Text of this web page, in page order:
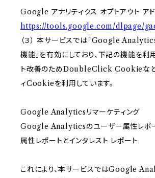
Google アナリティクス オプトアウト アド
https://tools.google.com/dlpage/
（３） 本サービスでは「Google
機能」を有効にしており、下記の機能を利
ト改善のためDoubleClick Cookieなど
ィCookieを利用しています。
Google Analyticsリマーケティング
Google Analyticsのユーザー属性レポ
属性レポートとインタレスト レポート
これにより、本サービスではGoogle